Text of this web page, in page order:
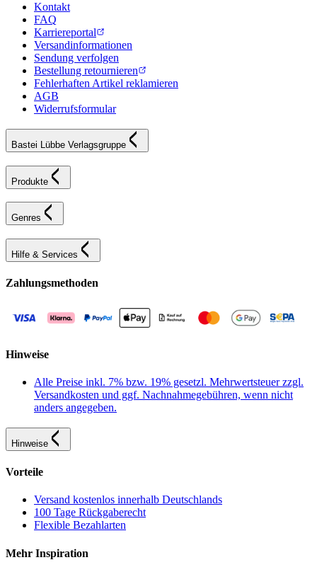
Kontakt
FAQ
Karriereportal
Versandinformationen
Sendung verfolgen
Bestellung retournieren
Fehlerhaften Artikel reklamieren
AGB
Widerrufsformular
Bastei Lübbe Verlagsgruppe
Produkte
Genres
Hilfe & Services
Zahlungsmethoden
Hinweise
Alle Preise inkl. 7% bzw. 19% gesetzl. Mehrwertsteuer zzgl.
Versandkosten und ggf. Nachnahmegebühren, wenn nicht
anders angegeben.
Hinweise
Vorteile
Versand kostenlos innerhalb Deutschlands
100 Tage Rückgaberecht
Flexible Bezahlarten
Mehr Inspiration